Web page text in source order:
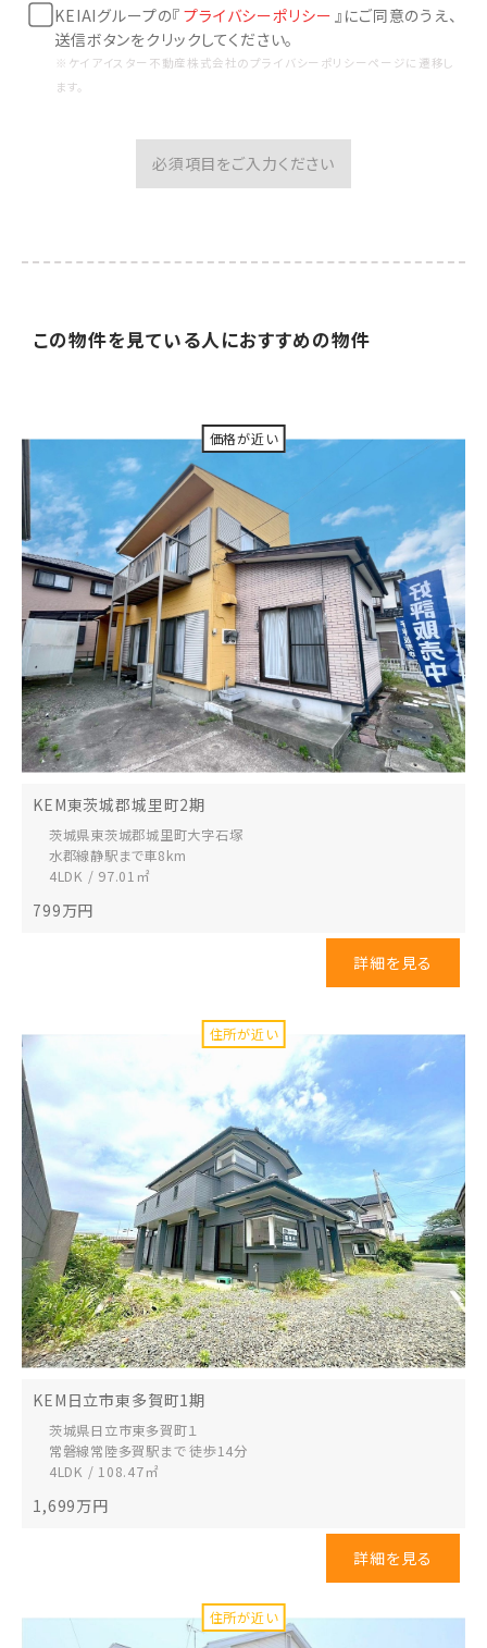
KEIAIグループの『 プライバシーポリシー 』にご同意のうえ、
送信ボタンをクリックしてください。
※ケイアイスター不動産株式会社のプライバシーポリシーページに遷移し
ます。
必須項目をご入力ください
この物件を見ている人におすすめの物件
KEM東茨城郡城里町2期
茨城県東茨城郡城里町大字石塚
水郡線静駅まで車8km
4LDK / 97.01㎡
799万円
詳細を見る
KEM日立市東多賀町1期
茨城県日立市東多賀町１
常磐線常陸多賀駅まで 徒歩14分
4LDK / 108.47㎡
1,699万円
詳細を見る